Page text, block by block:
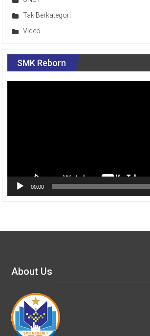
Tak Berkategori
Video
SMK Reborn
00:00
About Us